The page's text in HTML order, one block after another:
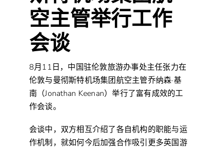
空主管举行工作
会谈
8月11日，中国驻伦敦旅游办事处主任张力在
伦敦与曼彻斯特机场集团航空主管乔纳森·基
南（Jonathan Keenan）举行了富有成效的工
作会谈。
会谈中，双方相互介绍了各自机构的职能与运
作机制，就如何今后加强合作吸引更多英国游